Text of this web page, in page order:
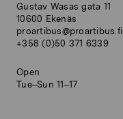
Gustav Wasas gata 11
10600 Ekenäs
proartibus@proartibus.fi
+358 (0)50 371 6339
Open
Tue–Sun 11–17